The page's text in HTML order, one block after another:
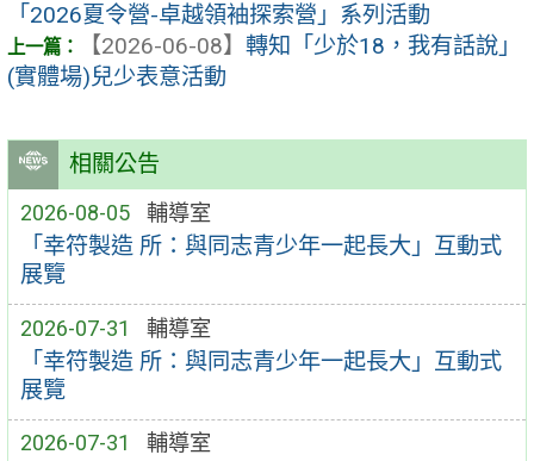
相關公告
2026-08-05 輔導室
「幸符製造 所：與同志青少年一起長大」互動式
展覽
2026-07-31 輔導室
「幸符製造 所：與同志青少年一起長大」互動式
展覽
2026-07-31 輔導室
「2026夏令營-卓越領袖探索營」系列活動
【2026-06-08】 轉知「少於18，我有話說」
(實體場)兒少表意活動